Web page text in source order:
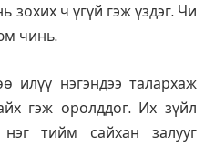
зохих ч үгүй гэж үздэг. Чи
чинь.
нэгэндээ талархаж
гэж оролддог. Их зүйл
тийм сайхан залууг